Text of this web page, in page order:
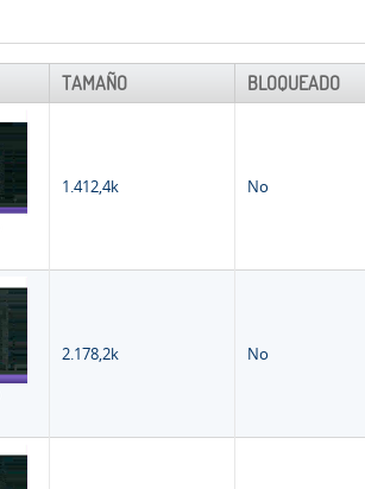
TAMAÑO BLOQUEADO
1.412,4k No
2.178,2k No